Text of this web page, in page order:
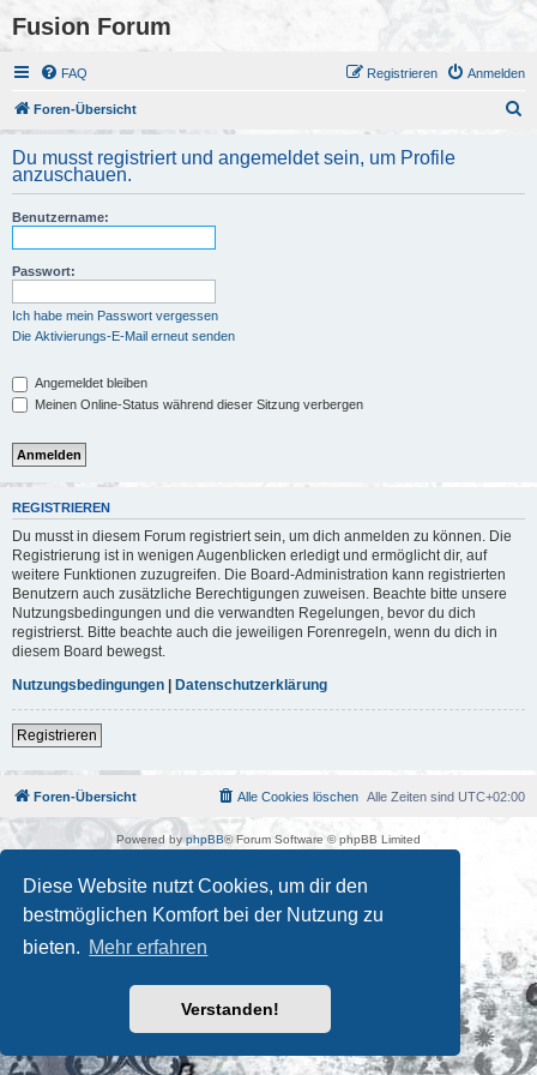
Diese Website nutzt Cookies, um dir den
bestmöglichen Komfort bei der Nutzung zu
bieten. Mehr erfahren
Verstanden!
Fusion Forum
FAQ Anmelden
Registrieren
Foren-Übersicht
h
Du musst registriert und angemeldet sein, um Profile
anzuschauen.
Benutzername:
Passwort:
Ich habe mein Passwort vergessen
Die Aktivierungs-E-Mail erneut senden
Angemeldet bleiben
Meinen Online-Status während dieser Sitzung verbergen
REGISTRIEREN
Du musst in diesem Forum registriert sein, um dich anmelden zu können. Die
Registrierung ist in wenigen Augenblicken erledigt und ermöglicht dir, auf
weitere Funktionen zuzugreifen. Die Board-Administration kann registrierten
Benutzern auch zusätzliche Berechtigungen zuweisen. Beachte bitte unsere
Nutzungsbedingungen und die verwandten Regelungen, bevor du dich
registrierst. Bitte beachte auch die jeweiligen Forenregeln, wenn du dich in
diesem Board bewegst.
Nutzungsbedingungen | Datenschutzerklärung
Registrieren
Foren-Übersicht Alle Zeiten sind UTC+02:00
Alle Cookies löschen
Powered by phpBB® Forum Software © phpBB Limited
Kulturkosmos Müritz e.V|Fusion Festival|Mastodon